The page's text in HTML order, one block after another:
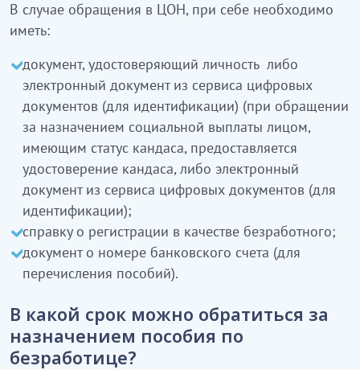
В случае обращения в ЦОН, при себе необходимо
иметь:
документ, удостоверяющий личность либо
электронный документ из сервиса цифровых
документов (для идентификации) (при обращении
за назначением социальной выплаты лицом,
имеющим статус кандаса, предоставляется
удостоверение кандаса, либо электронный
документ из сервиса цифровых документов (для
идентификации);
справку о регистрации в качестве безработного;
документ о номере банковского счета (для
перечисления пособий).
В какой срок можно обратиться за
назначением пособия по
безработице?